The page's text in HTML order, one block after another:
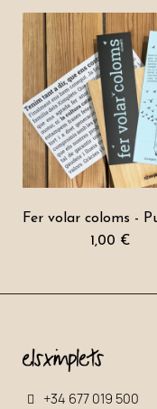
1,00 €
+34 677 019 500